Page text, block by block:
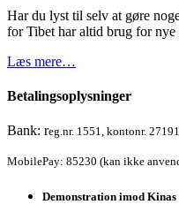
Har du lyst til selv at gøre
for Tibet har altid brug for nye
Læs mere…
Betalingsoplysninger
Bank: reg.nr. 1551, kontonr.
MobilePay: 85230 (kan ikke
Demonstration imod